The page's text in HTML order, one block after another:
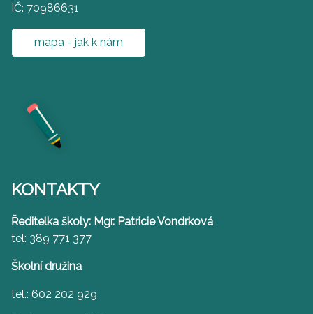
IČ: 70986631
mapa - jak k nám
KONTAKTY
Ředitelka školy: Mgr. Patricie Vondrková
tel: 389 771 377
Školní družina
tel.: 602 202 929